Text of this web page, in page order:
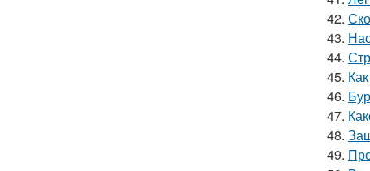
42.
43.
44.
45.
46.
47.
48.
49.